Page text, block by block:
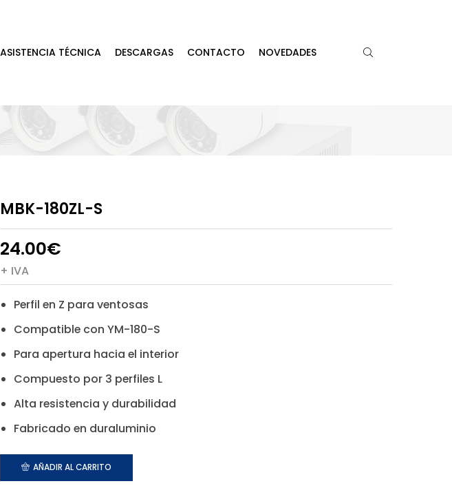
ASISTENCIA TÉCNICA DESCARGAS CONTACTO NOVEDADES
MBK-180ZL-S
24.00€
+ IVA
Perfil en Z para ventosas
Compatible con YM-180-S
Para apertura hacia el interior
Compuesto por 3 perfiles L
Alta resistencia y durabilidad
Fabricado en duraluminio
AÑADIR AL CARRITO